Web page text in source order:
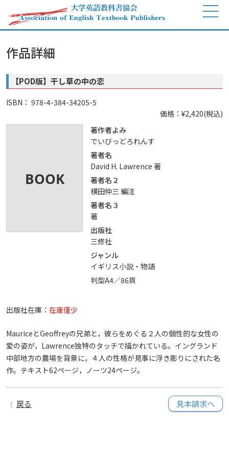
作品詳細
【POD版】干し草の中の恋
ISBN： 978-4-384-34205-5
価格：¥2,420(税込)
著作者よみ
でいびっどろれんす
著者名
David H. Lawrence 著
著者名２
横田仲三 編注
著者名３
著
出版社
三修社
ジャンル
イギリス小説・物語
判型A4／86頁
出版社在庫： 在庫僅少
MauriceとGeoffreyの兄弟と，彼らをめぐる２人の個性的な女性の
愛の姿が，Lawrence独特のタッチで描かれている。イングランド
中部地方の農場を背景に，４人の性格が見事に浮き彫りにされた名
作。テキスト62ページ，ノーツ24ページ。
戻る 見本請求へ